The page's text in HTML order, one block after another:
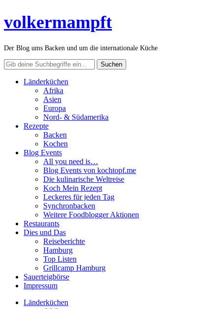
volkermampft
Der Blog ums Backen und um die internationale Küche
Länderküchen
Afrika
Asien
Europa
Nord- & Südamerika
Rezepte
Backen
Kochen
Blog Events
All you need is…
Blog Events von kochtopf.me
Die kulinarische Weltreise
Koch Mein Rezept
Leckeres für jeden Tag
Synchronbacken
Weitere Foodblogger Aktionen
Restaurants
Dies und Das
Reiseberichte
Hamburg
Top Listen
Grillcamp Hamburg
Sauerteigbörse
Impressum
Länderküchen